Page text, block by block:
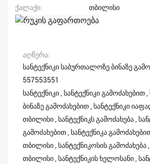
ქალაქი თბილისი
აღწერა
სანტექნიკი საბურთალოზე ბინაზე
557553551
სანტექნიკი , სანტექნიკი გამოძახებით ,
ბინაზე გამოძახებით , სანტექნიკი
თბილისი , სანტექნიკს გამოძახება ,
გამოძახებით , სანტექნიკა
თბილისი , სანტექნიკოსის გამოძახება
თბილისი , სანტექნიკის ხელოსანი ,